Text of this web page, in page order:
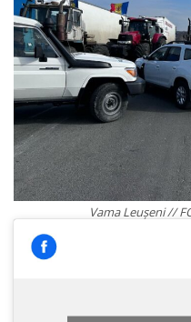
Vama Leușeni //